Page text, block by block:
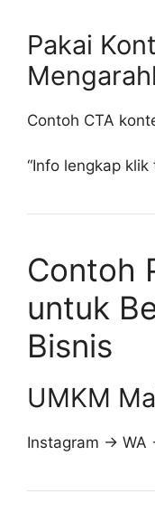
Pakai
Contoh CTA
“Info lengkap
Contoh
untuk
Bisnis
UMKM
Instagram → WA